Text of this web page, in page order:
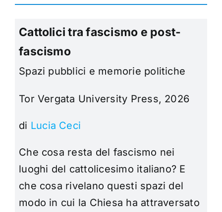
Cattolici tra fascismo e post-
fascismo
Spazi pubblici e memorie politiche
Tor Vergata University Press, 2026
di Lucia Ceci
Che cosa resta del fascismo nei
luoghi del cattolicesimo italiano? E
che cosa rivelano questi spazi del
modo in cui la Chiesa ha attraversato